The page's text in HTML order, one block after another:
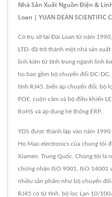
Nhà Sản Xuất Nguồn Điện &
Loan | YUAN DEAN SCIENTIFIC
Có trụ sở tại Đài Loan từ năm 1990,
LTD. đã trở thành một nhà sản
linh kiện từ tính trong ngành linh
họ bao gồm bộ chuyển đổi DC-
tính RJ45, biến áp chuyển đổi, bộ
POE, cuộn cảm và bộ điều khiển
RoHS và áp dụng hệ thống ERP.
YDS được thành lập vào năm
Ho Mao electronics của chúng tôi
Xiamen, Trung Quốc. Chúng tôi là
chứng nhận ISO 9001, ISO 14001
nhiều sản phẩm như bộ chuyển
RJ45 có từ tính, bộ lọc Lan 10/